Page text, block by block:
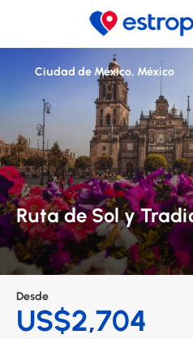
Ruta de Sol y
Ciudad de México, México
Desde
US$2,704